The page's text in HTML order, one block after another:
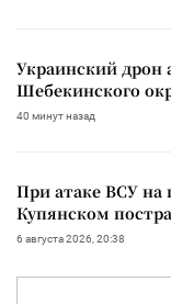
Украинский дрон
Шебекинского
40 минут назад
При атаке ВСУ на
Купянском
6 августа 2026, 20:38